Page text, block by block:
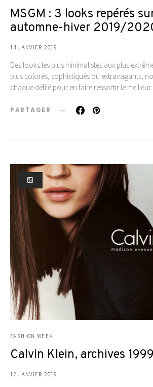
MSGM : 3 looks repérés
automne-hiver 2019/
14 JANVIER 2019
Des looks les plus minimalistes aux plus
plus colorés, sophistiqués ou extravagants,
chaque défilé pour en faire ressortir le
PARTAGER
FASHION WEEK
Calvin Klein, archives 1999
12 JANVIER 2019